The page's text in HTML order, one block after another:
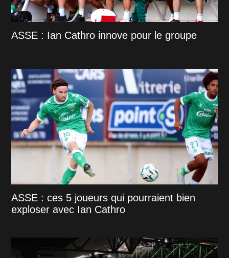
ASSE : Ian Cathro innove pour le groupe
ASSE : ces 5 joueurs qui pourraient bien
exploser avec Ian Cathro